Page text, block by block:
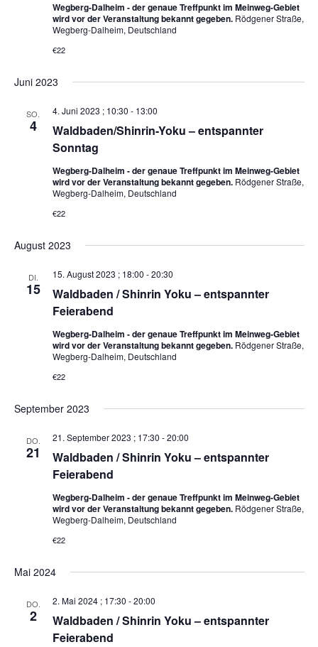
Wegberg-Dalheim - der genaue Treffpunkt im Meinweg-Gebiet
wird vor der Veranstaltung bekannt gegeben. Rödgener Straße,
Wegberg-Dalheim, Deutschland
€22
Juni 2023
SO.
4
Waldbaden/Shinrin-Yoku – entspannter
Sonntag
4. Juni 2023 ; 10:30 - 13:00
Wegberg-Dalheim - der genaue Treffpunkt im Meinweg-Gebiet
wird vor der Veranstaltung bekannt gegeben. Rödgener Straße,
Wegberg-Dalheim, Deutschland
€22
August 2023
DI.
15
Waldbaden / Shinrin Yoku – entspannter
Feierabend
15. August 2023 ; 18:00 -20:30
Wegberg-Dalheim - der genaue Treffpunkt im Meinweg-Gebiet
wird vor der Veranstaltung bekannt gegeben. Rödgener Straße,
Wegberg-Dalheim, Deutschland
€22
September 2023
DO.
21
Waldbaden / Shinrin Yoku – entspannter
Feierabend
21. September 2023 ; 17:30 -20:00
Wegberg-Dalheim - der genaue Treffpunkt im Meinweg-Gebiet
wird vor der Veranstaltung bekannt gegeben. Rödgener Straße,
Wegberg-Dalheim, Deutschland
€22
Mai 2024
DO.
2
Waldbaden / Shinrin Yoku – entspannter
Feierabend
2. Mai 2024 ; 17:30 -20:00